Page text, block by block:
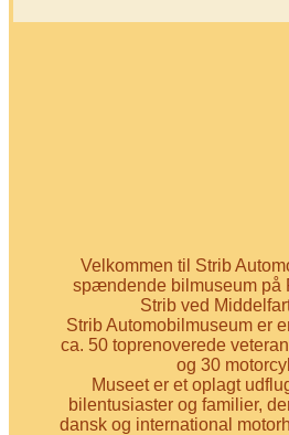
Velkommen til Strib
spændende bilmuseum på
Strib ved
Strib Automobilmuseum er
ca. 50 toprenoverede
og 30
Museet er et oplagt
bilentusiaster og familier,
dansk og international